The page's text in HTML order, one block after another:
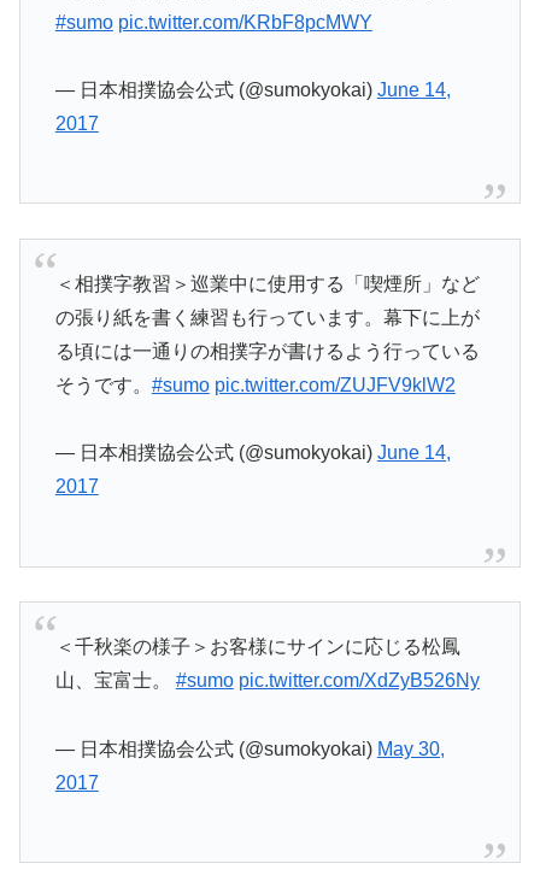
#sumo pic.twitter.com/KRbF8pcMWY
— 日本相撲協会公式 (@sumokyokai) June 14,
2017
＜相撲字教習＞巡業中に使用する「喫煙所」など
の張り紙を書く練習も行っています。幕下に上が
る頃には一通りの相撲字が書けるよう行っている
そうです。 #sumo pic.twitter.com/ZUJFV9klW2
— 日本相撲協会公式 (@sumokyokai) June 14,
2017
＜千秋楽の様子＞お客様にサインに応じる松鳳
山、宝富士。 #sumo pic.twitter.com/XdZyB526Ny
— 日本相撲協会公式 (@sumokyokai) May 30,
2017